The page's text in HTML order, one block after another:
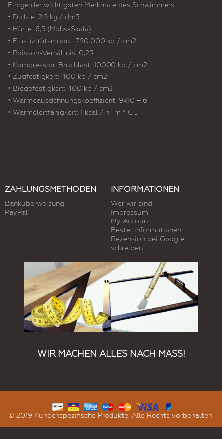
Einige der wichtigsten Merkmale des Schwimmers:
• Dichte: 2,5 kg / dm3
• Härte: 6,5 (Mohs-Skala)
• Elastizitätsmodul: 750.000 kp / cm2
• Poisson-Verhältnis: 0,23
• Kompression Bruchlast: 10000 kp / cm2
• Zugfestigkeit: 400 kp / cm2
• Biegefestigkeit: 400 kp / cm2
• Wärmeausdehnungskoeffizient: 9x10 − 6
• Wärmeleitfähigkeit: 1 kcal / h · m ° C „
ZAHLUNGSMETHODEN
Banküberweisung
PayPal
INFORMATIONEN
Wer wir sind
Impressum
My Account
Bestellinformationen
Rezension bei Google
schreiben
WIR MACHEN ALLES NACH MASS!
© 2019 Kundenspezifische Produkte. Alle Rechte vorbehalten.